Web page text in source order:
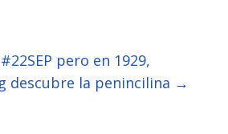
pero en 1929,
descubre la penincilina →